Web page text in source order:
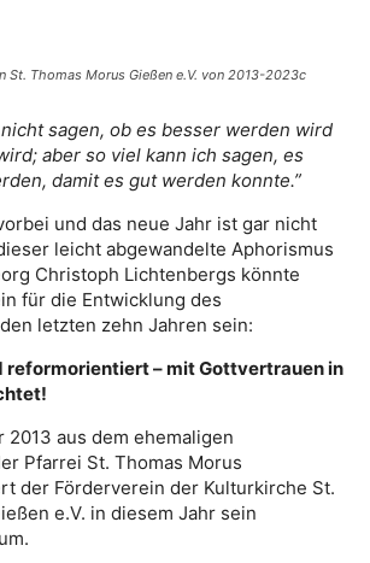
St. Thomas Morus Gießen e.V. von 2013-2023c
sagen, ob es besser werden wird
aber so viel kann ich sagen, es
damit es gut werden konnte.”
und das neue Jahr ist gar nicht
leicht abgewandelte Aphorismus
Christoph Lichtenbergs könnte
für die Entwicklung des
letzten zehn Jahren sein:
reformorientiert – mit Gottvertrauen in
2013 aus dem ehemaligen
Pfarrei St. Thomas Morus
der Förderverein der Kulturkirche St.
e.V. in diesem Jahr sein